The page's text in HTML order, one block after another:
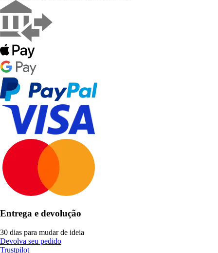
Entrega e devolução
30 dias para mudar de ideia
Devolva seu pedido
Trustpilot